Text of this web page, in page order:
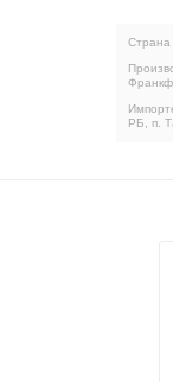
Страна
РБ, п.